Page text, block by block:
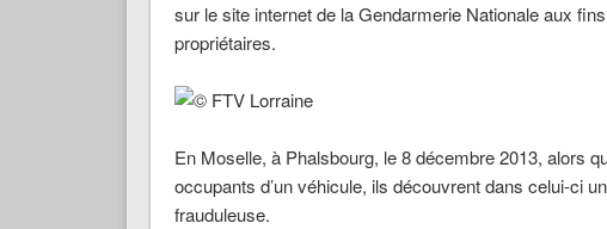
sur le site internet de la Gendarmerie Nationale aux
propriétaires.
En Moselle, à Phalsbourg, le 8 décembre 2013, alors
occupants d’un véhicule, ils découvrent dans celui-ci
frauduleuse.